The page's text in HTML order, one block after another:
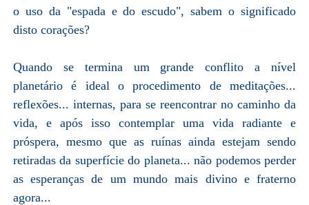
o uso da "espada e do escudo", sabem o significado
disto corações?
Quando se termina um grande conflito a nível
planetário é ideal o procedimento de meditações...
reflexões... internas, para se reencontrar no caminho da
vida, e após isso contemplar uma vida radiante e
próspera, mesmo que as ruínas ainda estejam sendo
retiradas da superfície do planeta... não podemos perder
as esperanças de um mundo mais divino e fraterno
agora...